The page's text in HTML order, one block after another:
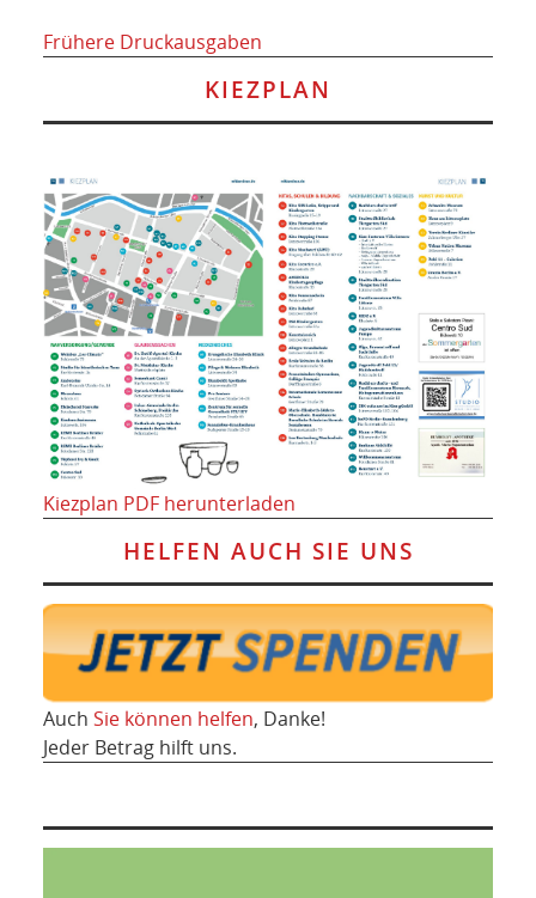
Frühere Druckausgaben
KIEZPLAN
Kiezplan PDF herunterladen
HELFEN AUCH SIE UNS
Auch Sie können helfen, Danke!
Jeder Betrag hilft uns.